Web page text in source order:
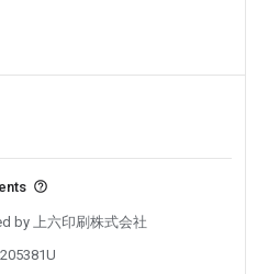
by 上六印刷株式会社